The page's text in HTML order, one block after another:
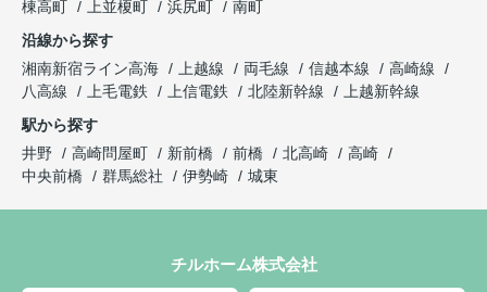
棟高町
上並榎町 浜尻町
南町
沿線から探す
湘南新宿ライン高海
上越線 両毛線 信越本線
高崎線
八高線
上毛電鉄 上信電鉄 北陸新幹線
上越新幹線
駅から探す
井野
高崎問屋町 新前橋 前橋 北高崎
高崎
中央前橋
群馬総社 伊勢崎 城東
チルホーム株式会社